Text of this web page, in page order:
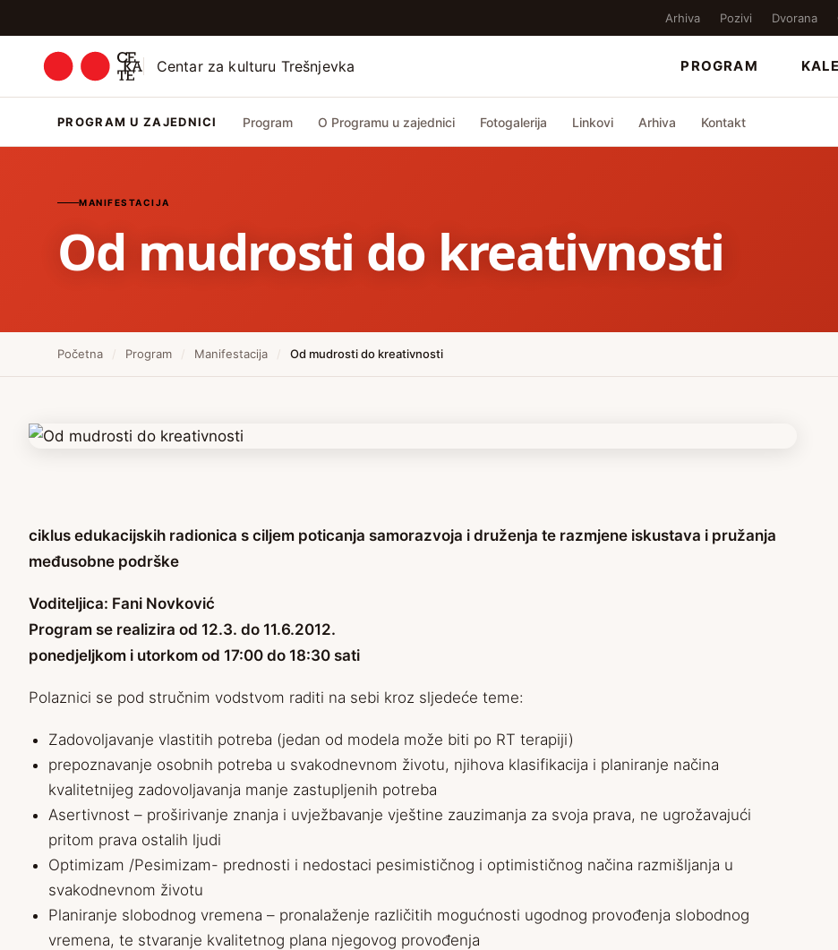
Arhiva Pozivi Dvorana
Centar za kulturu Trešnjevka PROGRAM
PROGRAM U ZAJEDNICI Program O Programu u zajednici Fotogalerija Linkovi Arhiva Kontakt
MANIFESTACIJA
Od mudrosti do kreativnosti
Početna / Program / Manifestacija / Od mudrosti do kreativnosti
ciklus edukacijskih radionica s ciljem poticanja samorazvoja i druženja te razmjene iskustava i pružanja
međusobne podrške
Voditeljica: Fani Novković
Program se realizira od 12.3. do 11.6.2012.
ponedjeljkom i utorkom od 17:00 do 18:30 sati
Polaznici se pod stručnim vodstvom raditi na sebi kroz sljedeće teme:
Zadovoljavanje vlastitih potreba (jedan od modela može biti po RT terapiji)
prepoznavanje osobnih potreba u svakodnevnom životu, njihova klasifikacija i planiranje načina
kvalitetnijeg zadovoljavanja manje zastupljenih potreba
Asertivnost – proširivanje znanja i uvježbavanje vještine zauzimanja za svoja prava, ne ugrožavajući
pritom prava ostalih ljudi
Optimizam /Pesimizam- prednosti i nedostaci pesimističnog i optimističnog načina razmišljanja u
svakodnevnom životu
Planiranje slobodnog vremena – pronalaženje različitih mogućnosti ugodnog provođenja slobodnog
vremena, te stvaranje kvalitetnog plana njegovog provođenja